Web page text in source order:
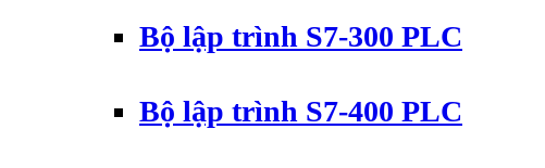
Bộ lập trình S7-300 PLC
Bộ lập trình S7-400 PLC